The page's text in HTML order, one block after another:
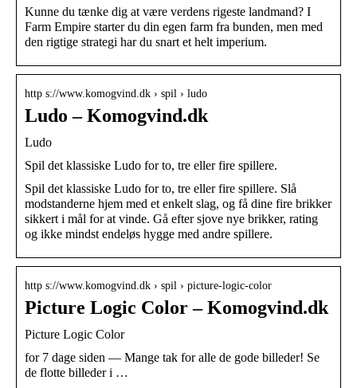
Kunne du tænke dig at være verdens rigeste landmand? I
Farm Empire starter du din egen farm fra bunden, men med
den rigtige strategi har du snart et helt imperium.
http s://www.komogvind.dk › spil › ludo
Ludo – Komogvind.dk
Ludo
Spil det klassiske Ludo for to, tre eller fire spillere.
Spil det klassiske Ludo for to, tre eller fire spillere. Slå
modstanderne hjem med et enkelt slag, og få dine fire brikker
sikkert i mål for at vinde. Gå efter sjove nye brikker, rating
og ikke mindst endeløs hygge med andre spillere.
http s://www.komogvind.dk › spil › picture-logic-color
Picture Logic Color – Komogvind.dk
Picture Logic Color
for 7 dage siden — Mange tak for alle de gode billeder! Se
de flotte billeder i …